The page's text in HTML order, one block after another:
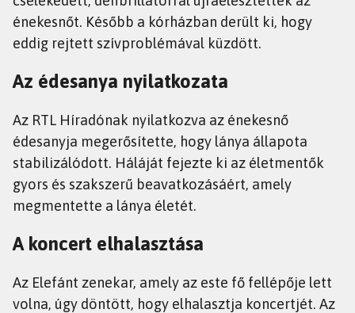
énekesnőt. Később a kórházban derült ki, hogy
eddig rejtett szívproblémával küzdött.
Az édesanya nyilatkozata
Az RTL Híradónak nyilatkozva az énekesnő
édesanyja megerősítette, hogy lánya állapota
stabilizálódott. Háláját fejezte ki az életmentők
gyors és szakszerű beavatkozásáért, amely
megmentette a lánya életét.
A koncert elhalasztása
Az Elefánt zenekar, amely az este fő fellépője lett
volna, úgy döntött, hogy elhalasztja koncertjét. Az